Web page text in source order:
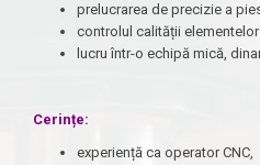
prelucrarea de precizie a
controlul calității
lucru într-o echipă mică,
Cerințe:
experiență ca operator CNC,